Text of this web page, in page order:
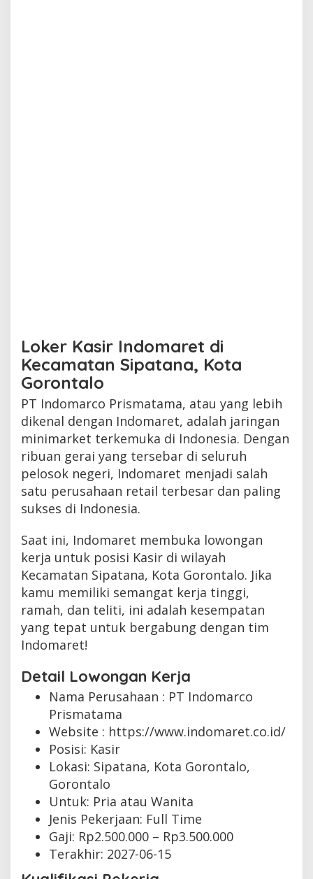
Loker Kasir Indomaret di
Kecamatan Sipatana, Kota
Gorontalo
PT Indomarco Prismatama, atau yang lebih
dikenal dengan Indomaret, adalah jaringan
minimarket terkemuka di Indonesia. Dengan
ribuan gerai yang tersebar di seluruh
pelosok negeri, Indomaret menjadi salah
satu perusahaan retail terbesar dan paling
sukses di Indonesia.
Saat ini, Indomaret membuka lowongan
kerja untuk posisi Kasir di wilayah
Kecamatan Sipatana, Kota Gorontalo. Jika
kamu memiliki semangat kerja tinggi,
ramah, dan teliti, ini adalah kesempatan
yang tepat untuk bergabung dengan tim
Indomaret!
Detail Lowongan Kerja
Nama Perusahaan : PT Indomarco
Prismatama
Website : https://www.indomaret.co.id/
Posisi: Kasir
Lokasi: Sipatana, Kota Gorontalo,
Gorontalo
Untuk: Pria atau Wanita
Jenis Pekerjaan: Full Time
Gaji: Rp2.500.000 – Rp3.500.000
Terakhir: 2027-06-15